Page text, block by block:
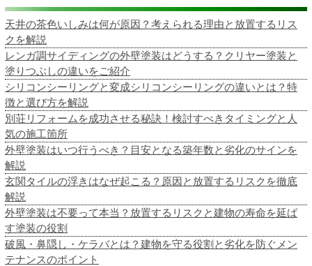
天井の茶色いしみは何が原因？考えられる理由と放置するリス
クを解説
レンガ調サイディングの外壁塗装はどうする？クリヤー塗装と
塗りつぶしの違いをご紹介
シリコンシーリングと変成シリコンシーリングの違いとは？特
徴と選び方を解説
別荘リフォームを成功させる秘訣！検討すべきタイミングと人
気の施工箇所
外壁塗装はいつ行うべき？目安となる築年数と劣化のサインを
解説
玄関タイルの浮きはなぜ起こる？原因と放置するリスクを徹底
解説
外壁塗装は不要って本当？放置するリスクと建物の寿命を延ば
す塗装の役割
破風・鼻隠し・ケラバとは？建物を守る役割と劣化を防ぐメン
テナンスのポイント